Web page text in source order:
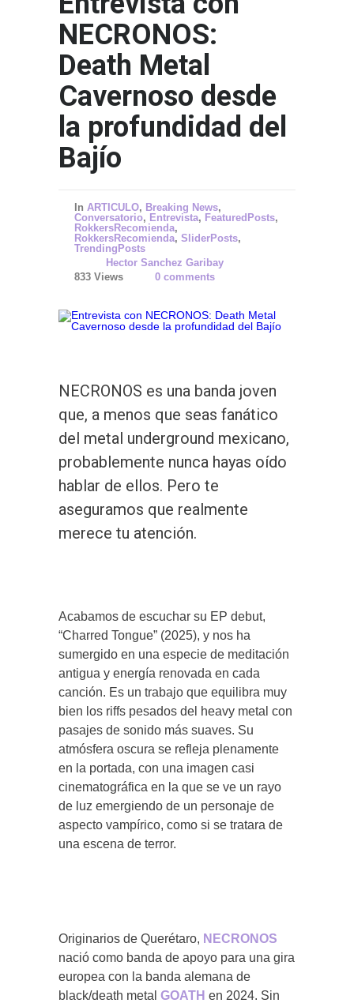
NECRONOS:
Death Metal
Cavernoso desde
la profundidad del
Bajío
In ARTICULO, Breaking News,
Conversatorio, Entrevista, FeaturedPosts,
RokkersRecomienda,
RokkersRecomienda, SliderPosts,
TrendingPosts
Hector Sanchez Garibay
833 Views
0 comments
NECRONOS es una banda joven
que, a menos que seas fanático
del metal underground mexicano,
probablemente nunca hayas oído
hablar de ellos. Pero te
aseguramos que realmente
merece tu atención.
Acabamos de escuchar su EP debut,
“Charred Tongue” (2025), y nos ha
sumergido en una especie de meditación
antigua y energía renovada en cada
canción. Es un trabajo que equilibra muy
bien los riffs pesados del heavy metal con
pasajes de sonido más suaves. Su
atmósfera oscura se refleja plenamente
en la portada, con una imagen casi
cinematográfica en la que se ve un rayo
de luz emergiendo de un personaje de
aspecto vampírico, como si se tratara de
una escena de terror.
Originarios de Querétaro, NECRONOS
nació como banda de apoyo para una gira
europea con la banda alemana de
black/death metal GOATH en 2024. Sin